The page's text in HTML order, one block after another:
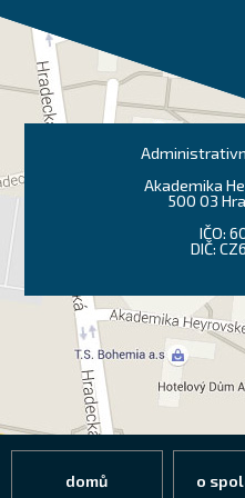
Akademika
500 03
IČO:
DIČ:
domů o